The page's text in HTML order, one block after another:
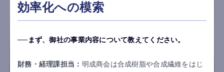
効率化への模索
まず、御社の事業内容について教えてください。
財務・経理課担当： 明成商会は合成樹脂や合成繊維をはじ